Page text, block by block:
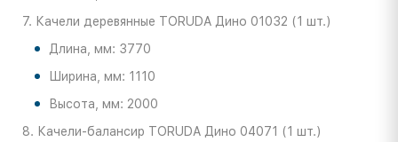
7. Качели деревянные TORUDA Дино 01032 (1 шт.)
Длина, мм: 3770
Ширина, мм: 1110
Высота, мм: 2000
8. Качели-балансир TORUDA Дино 04071 (1 шт.)